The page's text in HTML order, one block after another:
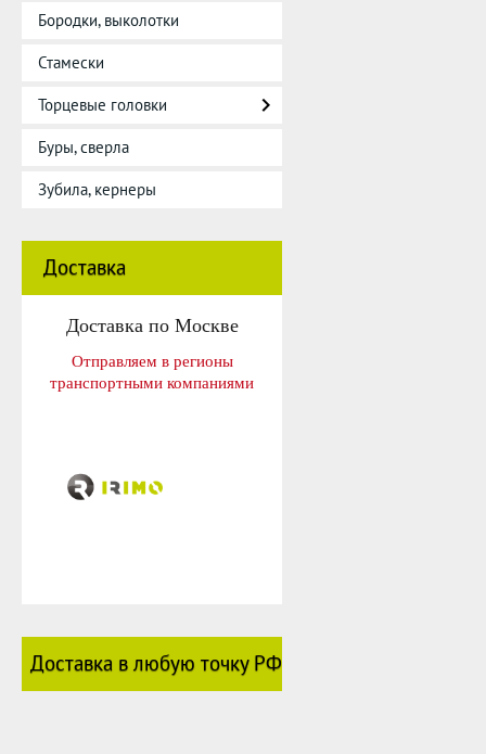
Бородки, выколотки
Стамески
Торцевые головки
Буры, сверла
Зубила, кернеры
Доставка
Доставка по Москве
Отправляем в регионы
транспортными компаниями
Доставка в любую точку РФ